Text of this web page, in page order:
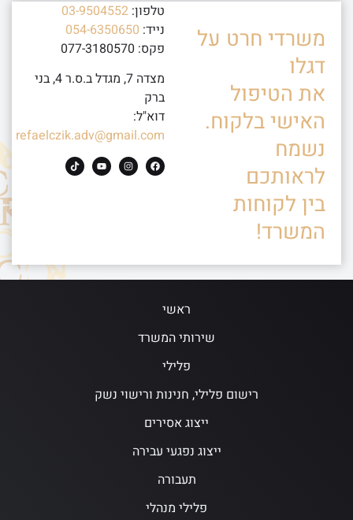
משרדי חרט על
דגלו
את הטיפול
האישי בלקוח.
נשמח
לראותכם
בין לקוחות
המשרד!
טלפון: 03-9504552
נייד: 054-6350650
פקס: 077-3180570
מצדה 7, מגדל ב.ס.ר 4, בני
ברק
דוא"ל:
refaelczik.adv@gmail.com
ראשי
שירותי המשרד
פלילי
רישום פלילי, חנינות ורישוי נשק
ייצוג אסירים
ייצוג נפגעי עבירה
תעבורה
פלילי מנהלי